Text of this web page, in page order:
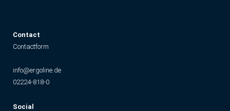
Contact
Contactform
info@ergoline.de
02224-818-0
Social